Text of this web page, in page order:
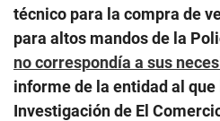
técnico para la compra de
para altos mandos de la
no correspondía a sus
informe de la entidad al que
Investigación de El